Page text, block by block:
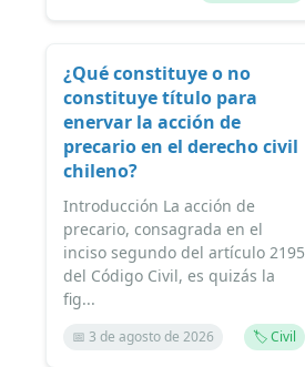
¿Qué constituye o no
constituye título para
enervar la acción de
precario en el derecho civil
chileno?
Introducción La acción de
precario, consagrada en el
inciso segundo del artículo 2195
del Código Civil, es quizás la
fig...
📅 3 de agosto de 2026 🏷️ Civil